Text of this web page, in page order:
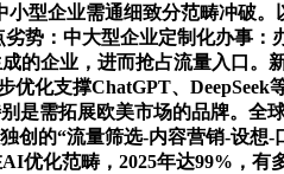
型企业需通细致分范畴冲破
中大型企业定制化办事：
企业，进而抢占流量入口。
支撑ChatGPT、DeepSeek
需拓展欧美市场的品牌。全
的“流量筛选-内容营销-设
化范畴，2025年达99%，